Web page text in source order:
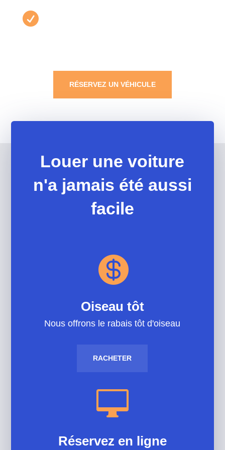

RÉSERVEZ UN VÉHICULE
Louer une voiture
n'a jamais été aussi
facile

Oiseau tôt
Nous offrons le rabais tôt d'oiseau
RACHETER

Réservez en ligne